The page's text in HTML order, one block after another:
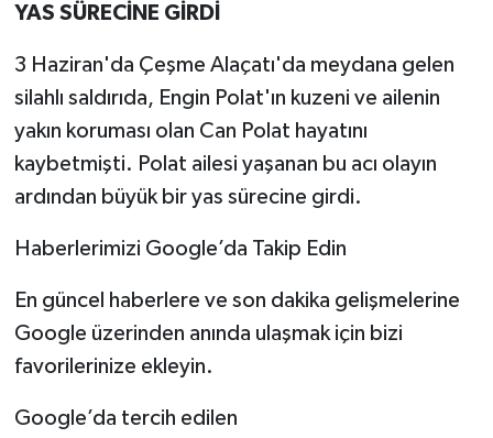
YAS SÜRECİNE GİRDİ
3 Haziran'da Çeşme Alaçatı'da meydana gelen
silahlı saldırıda, Engin Polat'ın kuzeni ve ailenin
yakın koruması olan Can Polat hayatını
kaybetmişti. Polat ailesi yaşanan bu acı olayın
ardından büyük bir yas sürecine girdi.
Haberlerimizi Google’da Takip Edin
En güncel haberlere ve son dakika gelişmelerine
Google üzerinden anında ulaşmak için bizi
favorilerinize ekleyin.
Google’da tercih edilen